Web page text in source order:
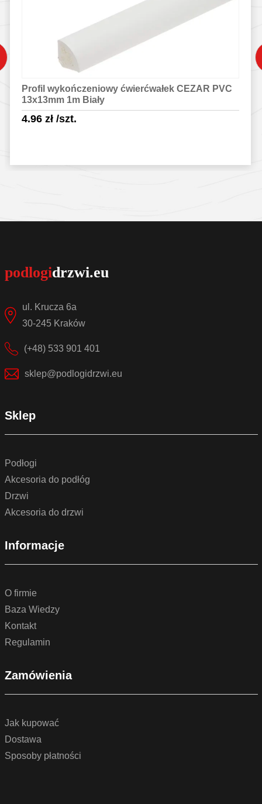
Profil wykończeniowy ćwierćwałek CEZAR PVC
13x13mm 1m Biały
4.96 zł/szt.
ul. Krucza 6a
30-245 Kraków
(+48) 533 901 401
sklep@podlogidrzwi.eu
Sklep
Podłogi
Akcesoria do podłóg
Drzwi
Akcesoria do drzwi
Informacje
O firmie
Baza Wiedzy
Kontakt
Regulamin
Zamówienia
Jak kupować
Dostawa
Sposoby płatności